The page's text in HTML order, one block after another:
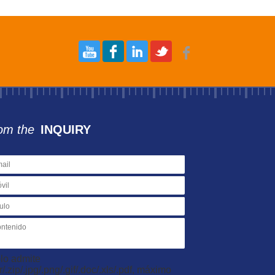
the INQUIRY
admite
.zip/.jpg/.png/.gif/.doc/.xls/.pdf, máximo